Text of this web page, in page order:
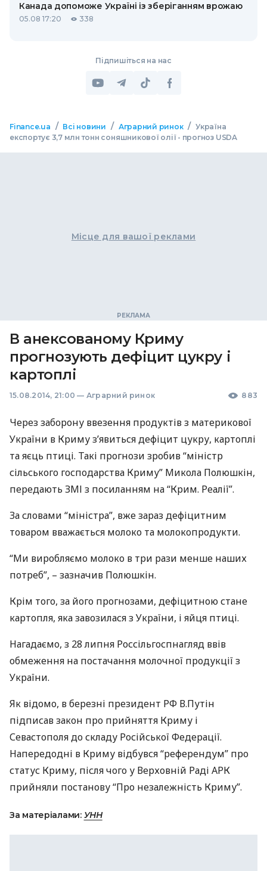
Канада допоможе Україні із зберіганням врожаю
05.08 17:20 338
Підпишіться на нас
Finance.ua / Всі новини / Аграрний ринок / Україна
експортує 3,7 млн ​​тонн соняшникової олії - прогноз USDA
Місце для вашої реклами
В анексованому Криму
прогнозують дефіцит цукру і
картоплі
15.08.2014, 21:00 — Аграрний ринок 883
Через заборону ввезення продуктів з материкової
України в Криму з’явиться дефіцит цукру, картоплі
та яєць птиці. Такі прогнози зробив “міністр
сільського господарства Криму” Микола Полюшкін,
передають ЗМІ з посиланням на “Крим. Реалії”.
За словами “міністра”, вже зараз дефіцитним
товаром вважається молоко та молокопродукти.
“Ми виробляємо молоко в три рази менше наших
потреб”, – зазначив Полюшкін.
Крім того, за його прогнозами, дефіцитною стане
картопля, яка завозилася з України, і яйця птиці.
Нагадаємо, з 28 липня Россільгоспнагляд ввів
обмеження на постачання молочної продукції з
України.
Як відомо, в березні президент РФ В.Путін
підписав закон про прийняття Криму і
Севастополя до складу Російської Федерації.
Напередодні в Криму відбувся “референдум” про
статус Криму, після чого у Верховній Раді АРК
прийняли постанову “Про незалежність Криму”.
За матеріалами: УНН